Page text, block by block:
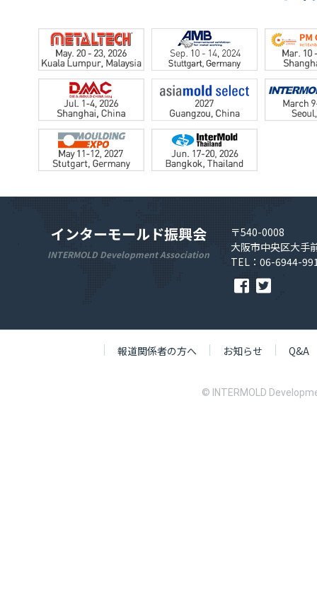
インターモールド振興会
INTERMOLD Development Association
〒540-0008
大阪市中央区大手
TEL：06-6944-
報道関係者の方へ お知らせ Q&A
© INTERMOLD